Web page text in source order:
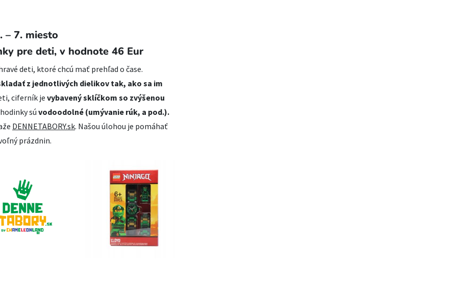
– 7. miesto
pre deti,v hodnote 46 Eur
deti, ktoré chcú mať prehľad o čase.
z jednotlivých dielikov tak, ako sa im
ciferník je vybavený sklíčkom so zvýšenou
sú vodoodolné (umývanie rúk, a pod.).
DENNETABORY.sk. Našou úlohou je pomáhať
prázdnin.